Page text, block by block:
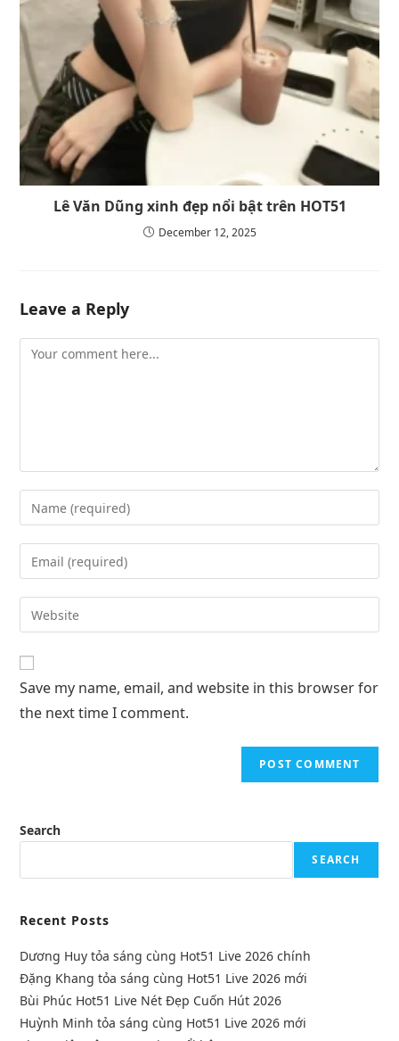
Lê Văn Dũng xinh đẹp nổi bật trên HOT51
December 12, 2025
Leave a Reply
Save my name, email, and website in this browser for
the next time I comment.
Search
SEARCH
Recent Posts
Dương Huy tỏa sáng cùng Hot51 Live 2026 chính
Đặng Khang tỏa sáng cùng Hot51 Live 2026 mới
Bùi Phúc Hot51 Live Nét Đẹp Cuốn Hút 2026
Huỳnh Minh tỏa sáng cùng Hot51 Live 2026 mới